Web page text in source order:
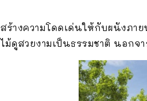
สร้างความโดดเด่นให้กับผนังภา
ไม้ดูสวยงามเป็นธรรมชาติ นอกจ